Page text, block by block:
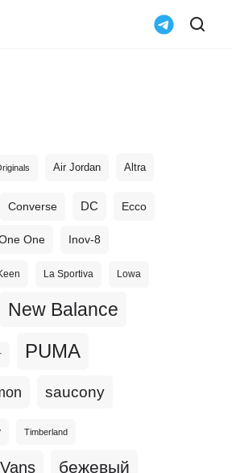
Air Jordan Altra
Converse DC Ecco
One Inov-8
La Sportiva Lowa
New Balance
PUMA
saucony
Timberland
Vans бежевый